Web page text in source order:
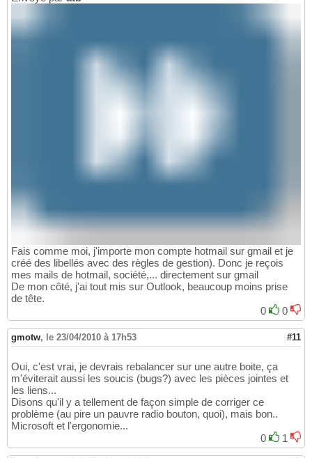
Fais comme moi, j'importe mon compte hotmail sur gmail et je
créé des libellés avec des règles de gestion). Donc je reçois
mes mails de hotmail, société,... directement sur gmail
De mon côté, j'ai tout mis sur Outlook, beaucoup moins prise
de tête.
0
0
gmotw, le 23/04/2010 à 17h53 #11
Oui, c'est vrai, je devrais rebalancer sur une autre boite, ça
m'éviterait aussi les soucis (bugs?) avec les pièces jointes et
les liens...
Disons qu'il y a tellement de façon simple de corriger ce
problème (au pire un pauvre radio bouton, quoi), mais bon..
Microsoft et l'ergonomie...
0
1